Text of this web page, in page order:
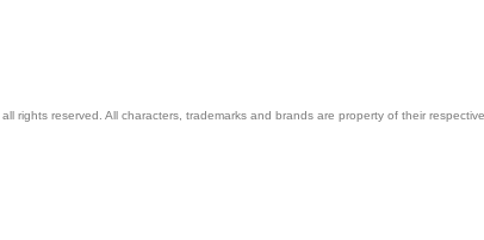
, all rights reserved. All characters, trademarks and brands are property of their